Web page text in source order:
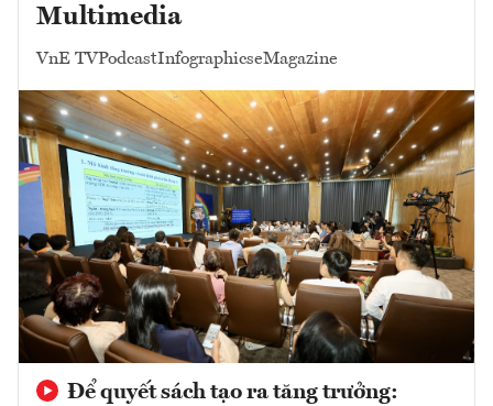
Multimedia
VnE TVPodcastInfographicseMagazine
Để quyết sách tạo ra tăng trưởng: